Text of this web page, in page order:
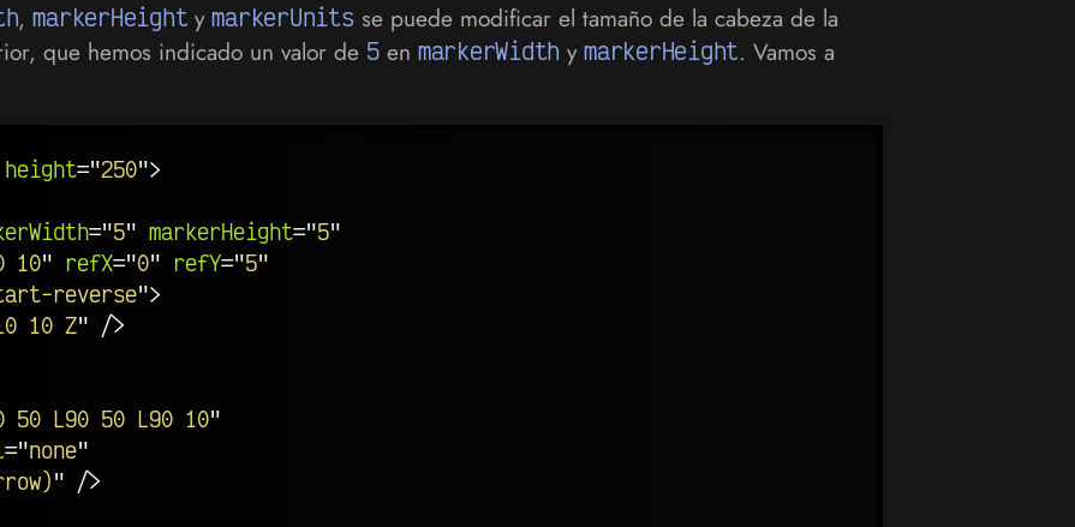
,markerHeight ymarkerUnitsse puede modificar el tamaño de la cabeza de la
que hemos indicado un valor de 5en markerWidth ymarkerHeight. Vamos a
height="250">
="5" markerHeight="5"
10" refX="0" refY="5"
reverse">
10 Z" />
50 L90 50 L90 10"
="none"
" />